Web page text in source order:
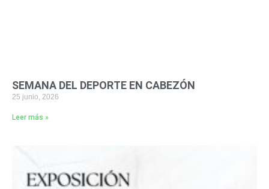
SEMANA DEL DEPORTE EN CABEZÓN
25 junio, 2026
Leer más »